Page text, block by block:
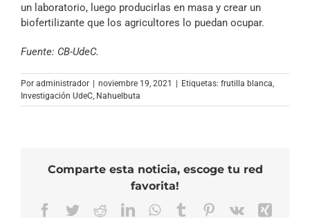
un laboratorio, luego producirlas en masa y crear un
biofertilizante que los agricultores lo puedan ocupar.
Fuente: CB-UdeC.
Por administrador noviembre 19, 2021 Etiquetas: frutilla blanca,
Investigación UdeC, Nahuelbuta
Comparte esta noticia, escoge tu red
favorita!
Facebook
TwitterRedditLinkedInWhatsApp
TumblrPinterest
Vk